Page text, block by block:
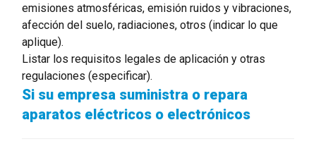
emisiones atmosféricas, emisión ruidos y vibraciones,
afección del suelo, radiaciones, otros (indicar lo que
aplique).
Listar los requisitos legales de aplicación y otras
regulaciones (especificar).
Si su empresa suministra o repara
aparatos eléctricos o electrónicos